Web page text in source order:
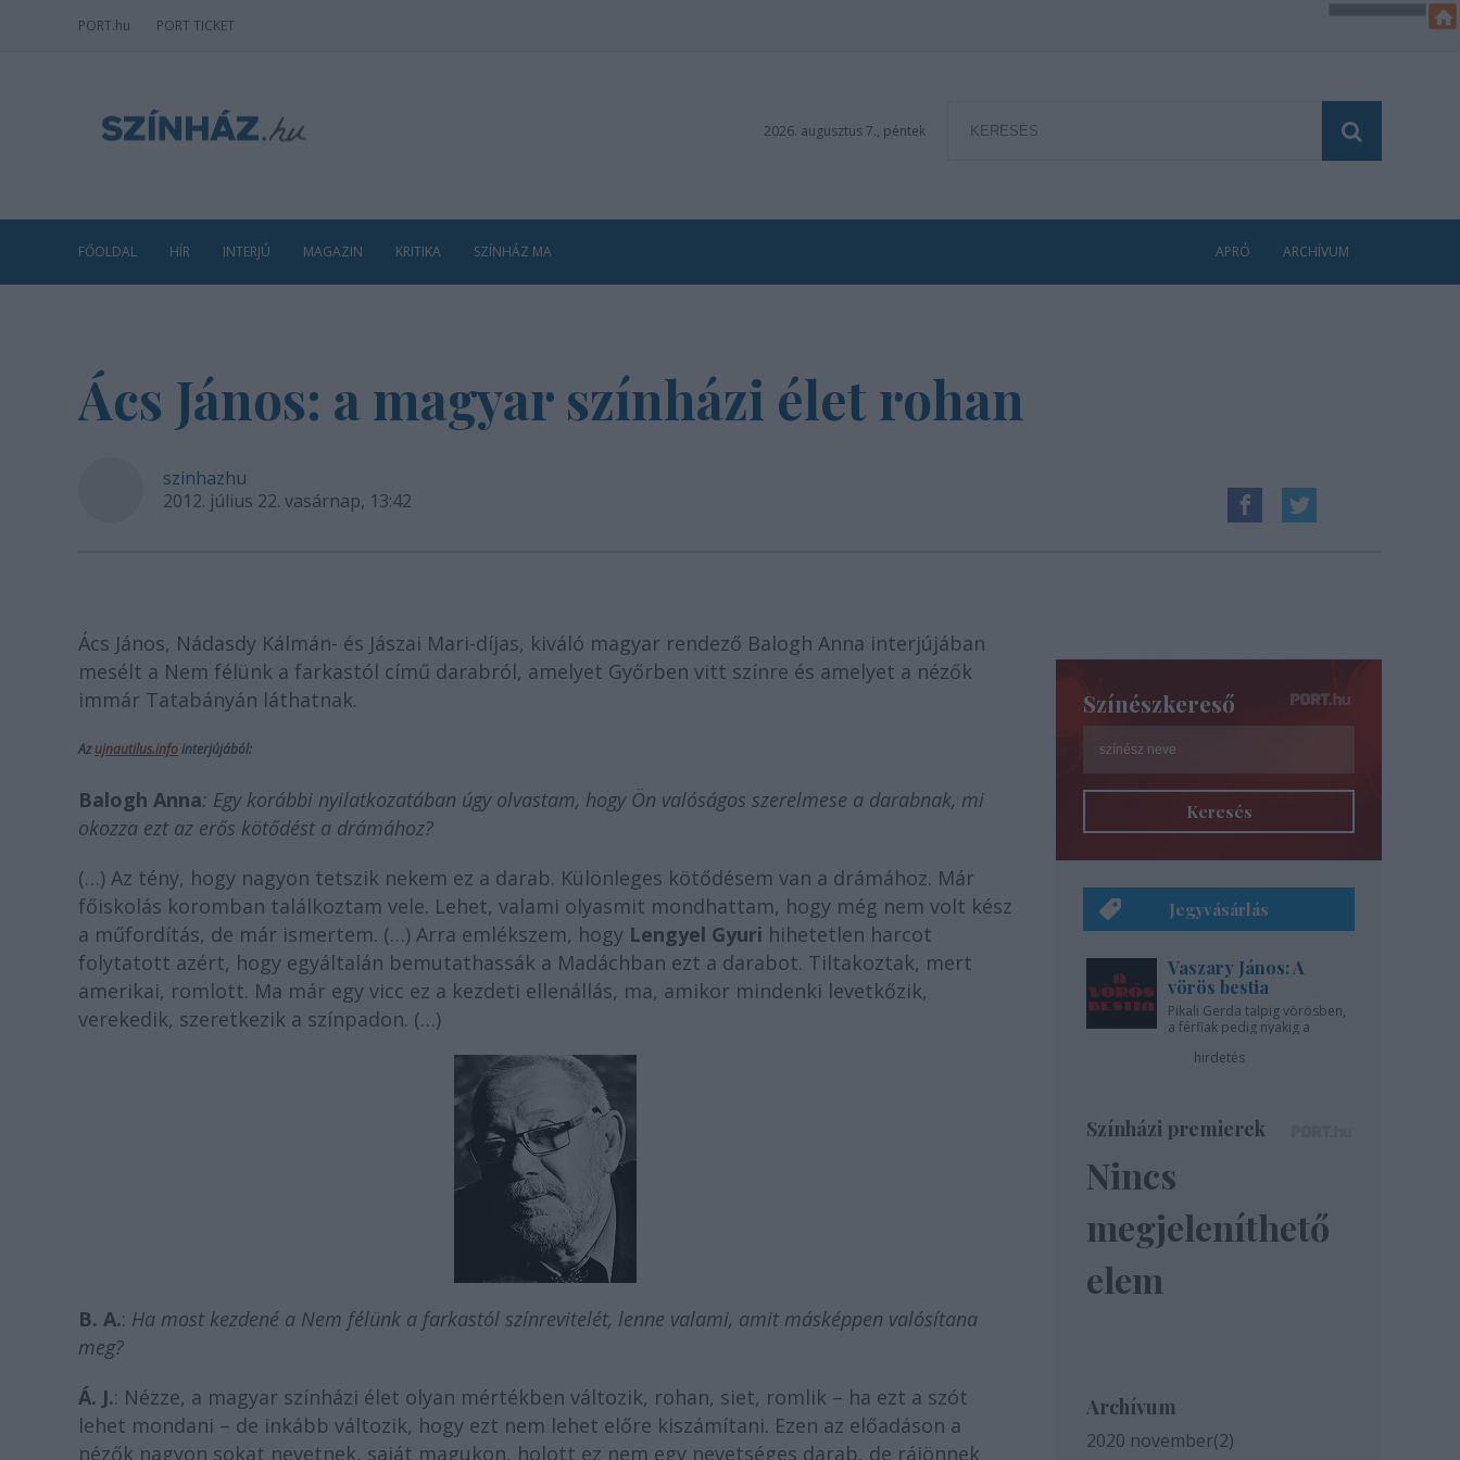
PORT.hu PORT TICKET
2026. augusztus 7., péntek
FŐOLDAL HÍR INTERJÚ MAGAZIN KRITIKA SZÍNHÁZ MA APRÓ ARCHÍVUM
Ács János: a magyar színházi élet rohan
szinhazhu
2012. július 22. vasárnap, 13:42
Ács János, Nádasdy Kálmán- és Jászai Mari-díjas, kiváló magyar rendező Balogh Anna interjújában
mesélt a Nem félünk a farkastól című darabról, amelyet Győrben vitt színre és amelyet a nézők
immár Tatabányán láthatnak.
Azujnautilus.infointerjújából:
Balogh Anna: Egy korábbi nyilatkozatában úgy olvastam, hogy Ön valóságos szerelmese a darabnak, mi
okozza ezt az erős kötődést a drámához?
(…) Az tény, hogy nagyon tetszik nekem ez a darab. Különleges kötődésem van a drámához. Már
főiskolás koromban találkoztam vele. Lehet, valami olyasmit mondhattam, hogy még nem volt kész
a műfordítás, de már ismertem. (…) Arra emlékszem, hogy Lengyel Gyuri hihetetlen harcot
folytatott azért, hogy egyáltalán bemutathassák a Madáchban ezt a darabot. Tiltakoztak, mert
amerikai, romlott. Ma már egy vicc ez a kezdeti ellenállás, ma, amikor mindenki levetkőzik,
verekedik, szeretkezik a színpadon. (…)
B. A.: Ha most kezdené a Nem félünk a farkastól színrevitelét, lenne valami, amit másképpen valósítana
meg?
Á. J.: Nézze, a magyar színházi élet olyan mértékben változik, rohan, siet, romlik – ha ezt a szót
lehet mondani – de inkább változik, hogy ezt nem lehet előre kiszámítani. Ezen az előadáson a
nézők nagyon sokat nevetnek, saját magukon, holott ez nem egy nevetséges darab, de rájönnek
Színészkereső
Keresés
Jegyvásárlás
Vaszary János: A
vörös bestia
Pikali Gerda talpig vörösben,
a férfiak pedig nyakig a
hirdetés
Színházi premierek
Nincs
megjeleníthető
elem
Archívum
2020 november(2)